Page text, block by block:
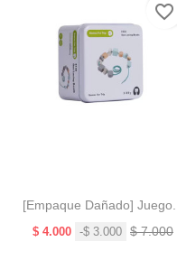
[Empaque Dañado] Juego...
Precio
$ 4.000 -$ 3.000 Precio
$ 7.000
favorite_border